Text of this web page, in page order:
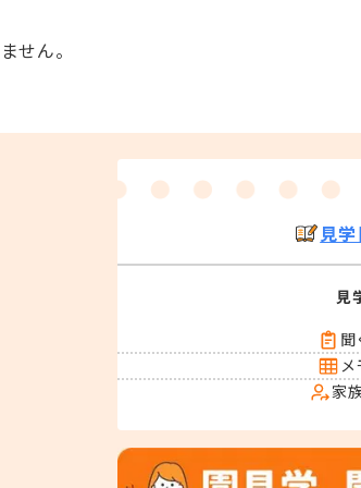
せん。
見
見
聞
メ
家